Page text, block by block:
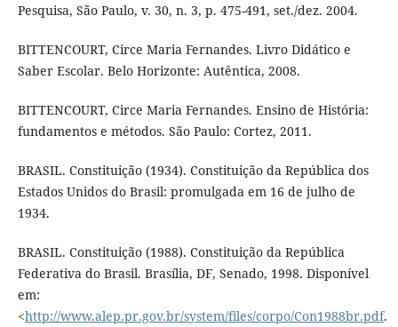
Pesquisa, São Paulo, v. 30, n. 3, p. 475-491, set./dez. 2004.
BITTENCOURT, Circe Maria Fernandes. Livro Didático e
Saber Escolar. Belo Horizonte: Autêntica, 2008.
BITTENCOURT, Circe Maria Fernandes. Ensino de História:
fundamentos e métodos. São Paulo: Cortez, 2011.
BRASIL. Constituição (1934). Constituição da República dos
Estados Unidos do Brasil: promulgada em 16 de julho de
1934.
BRASIL. Constituição (1988). Constituição da República
Federativa do Brasil. Brasília, DF, Senado, 1998. Disponível
em:
<http://www.alep.pr.gov.br/system/files/corpo/Con1988br.pdf.